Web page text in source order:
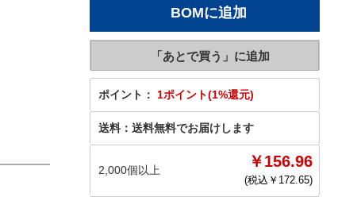
ポイント： 1ポイント(1%還元)
送料： 送料無料でお届けします
2,000個以上 ￥156.96
(税込￥ 172.65)